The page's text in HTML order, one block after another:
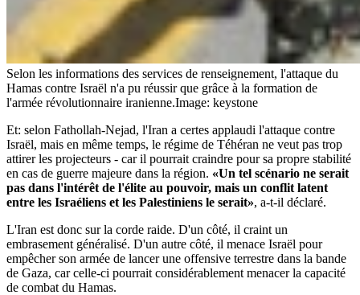
Selon les informations des services de renseignement, l'attaque du
Hamas contre Israël n'a pu réussir que grâce à la formation de
l'armée révolutionnaire iranienne.Image: keystone
Et: selon Fathollah-Nejad, l'Iran a certes applaudi l'attaque contre
Israël, mais en même temps, le régime de Téhéran ne veut pas trop
attirer les projecteurs - car il pourrait craindre pour sa propre stabilité
en cas de guerre majeure dans la région. «Un tel scénario ne serait
pas dans l'intérêt de l'élite au pouvoir, mais un conflit latent
entre les Israéliens et les Palestiniens le serait», a-t-il déclaré.
L'Iran est donc sur la corde raide. D'un côté, il craint un
embrasement généralisé. D'un autre côté, il menace Israël pour
empêcher son armée de lancer une offensive terrestre dans la bande
de Gaza, car celle-ci pourrait considérablement menacer la capacité
de combat du Hamas.